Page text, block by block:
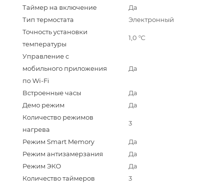
Таймер на включение
Да
Тип термостата
Электронный
Точность установки
температуры
1,0 °С
Управление c
мобильного приложения
по Wi-Fi
Да
Встроенные часы
Да
Демо режим
Да
Количество режимов
нагрева
3
Режим Smart Memory
Да
Режим антизамерзания
Да
Режим ЭКО
Да
Количество таймеров
3